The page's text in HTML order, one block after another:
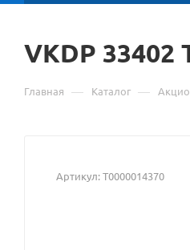
VKDP 33402
Главная — Каталог —
Артикул:Т0000014370